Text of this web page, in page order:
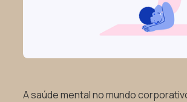
A saúde mental no mundo